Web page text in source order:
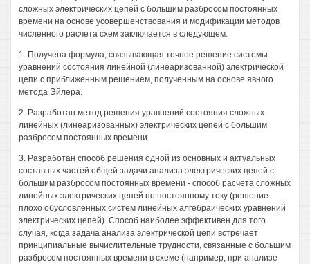
сложных электрических цепей с большим разбросом постоянных
времени на основе усовершенствования и модификации методов
численного расчета схем заключается в следующем:
1. Получена формула, связывающая точное решение системы
уравнений состояния линейной (линеаризованной) электрической
цепи с приближенным решением, полученным на основе явного
метода Эйлера.
2. Разработан метод решения уравнений состояния сложных
линейных (линеаризованных) электрических цепей с большим
разбросом постоянных времени.
3. Разработан способ решения одной из основных и актуальных
составных частей общей задачи анализа электрических цепей с
большим разбросом постоянных времени - способ расчета сложных
линейных электрических цепей по постоянному току (решение
плохо обусловленных систем линейных алгебраических уравнений
электрических цепей). Способ наиболее эффективен для того
случая, когда задача анализа электрической цепи встречает
принципиальные вычислительные трудности, связанные с большим
разбросом постоянных времени в схеме (например, при анализе